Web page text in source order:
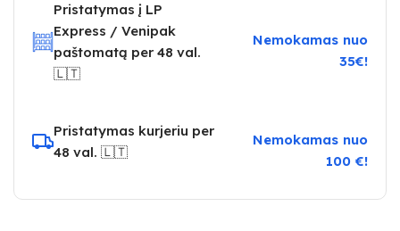
Pristatymas į LP
Express / Venipak
paštomatą per 48 val.
🇱🇹
Nemokamas nuo
35€!
Pristatymas kurjeriu per
48 val. 🇱🇹
Nemokamas nuo
100 €!